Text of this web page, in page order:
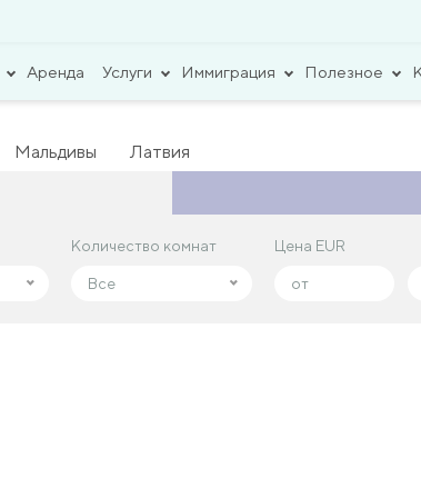
Аренда Услуги Иммиграция Полезное
Мальдивы
Латвия
Количество комнат
Все
Цена EUR
Количество комнат
Все
Цена EUR